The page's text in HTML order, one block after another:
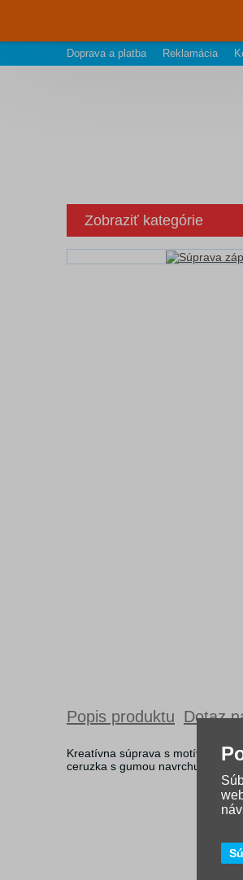
Doprava a platba Reklamácia
Zobraziť kategórie
Popis produktu Dotaz
Kreatívna súprava s motívom
ceruzka s gumou navrchu a aršík